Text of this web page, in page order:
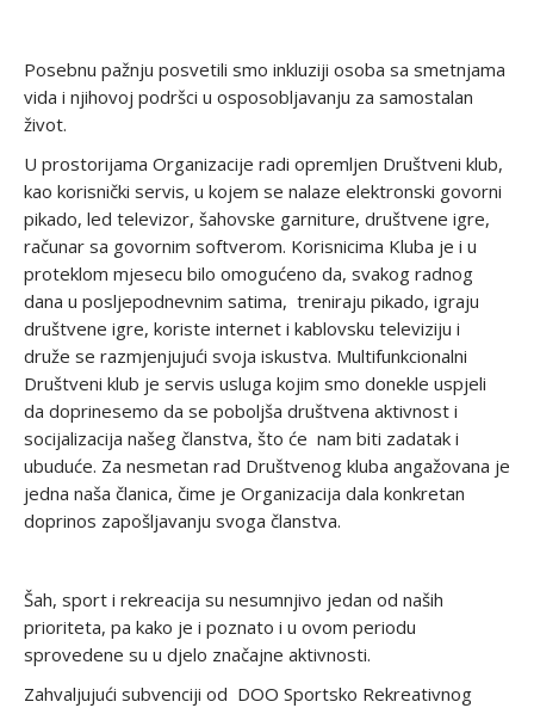
Posebnu pažnju posvetili smo inkluziji osoba sa smetnjama
vida i njihovoj podršci u osposobljavanju za samostalan
život.
U prostorijama Organizacije radi opremljen Društveni klub,
kao korisnički servis, u kojem se nalaze elektronski govorni
pikado, led televizor, šahovske garniture, društvene igre,
računar sa govornim softverom. Korisnicima Kluba je i u
proteklom mjesecu bilo omogućeno da, svakog radnog
dana u posljepodnevnim satima, treniraju pikado, igraju
društvene igre, koriste internet i kablovsku televiziju i
druže se razmjenjujući svoja iskustva. Multifunkcionalni
Društveni klub je servis usluga kojim smo donekle uspjeli
da doprinesemo da se poboljša društvena aktivnost i
socijalizacija našeg članstva, što će nam biti zadatak i
ubuduće. Za nesmetan rad Društvenog kluba angažovana je
jedna naša članica, čime je Organizacija dala konkretan
doprinos zapošljavanju svoga članstva.
Šah, sport i rekreacija su nesumnjivo jedan od naših
prioriteta, pa kako je i poznato i u ovom periodu
sprovedene su u djelo značajne aktivnosti.
Zahvaljujući subvenciji od DOO Sportsko Rekreativnog